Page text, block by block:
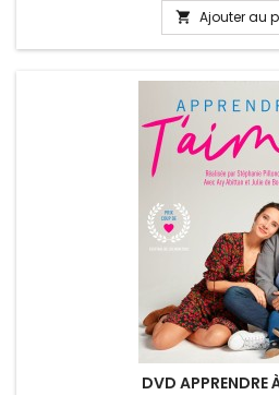
 Ajouter au
DVD APPRENDRE